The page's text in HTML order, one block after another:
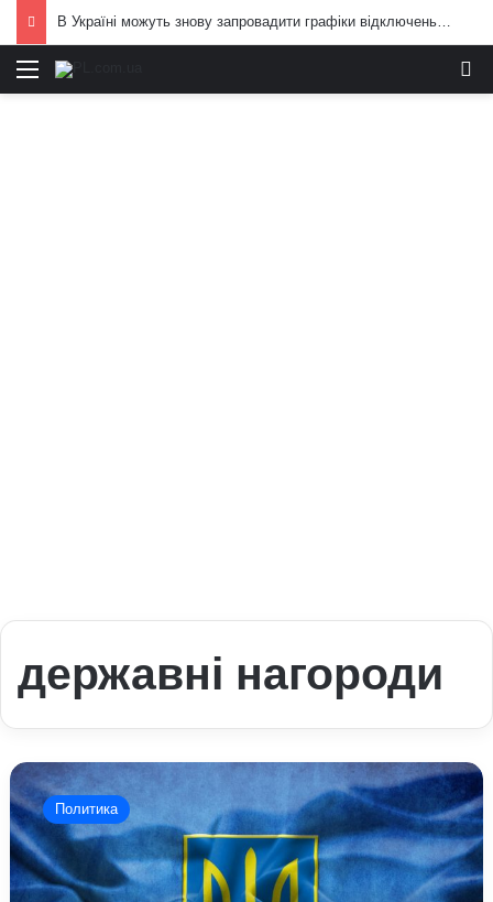
В Україні можуть знову запровадити графіки відключень електроенергії: що вже відомо
Меню
державні нагороди
В
Україні
запровадять
орден
Європи:
кого
Политика